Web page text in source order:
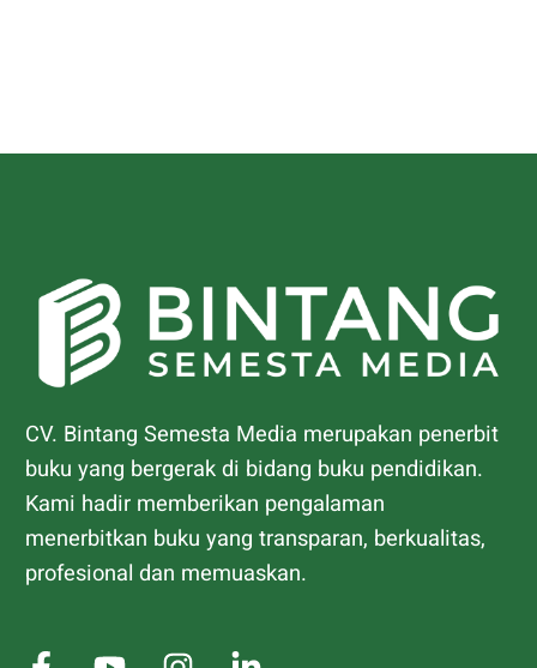
CV. Bintang Semesta Media merupakan penerbit
buku yang bergerak di bidang buku pendidikan.
Kami hadir memberikan pengalaman
menerbitkan buku yang transparan, berkualitas,
profesional dan memuaskan.